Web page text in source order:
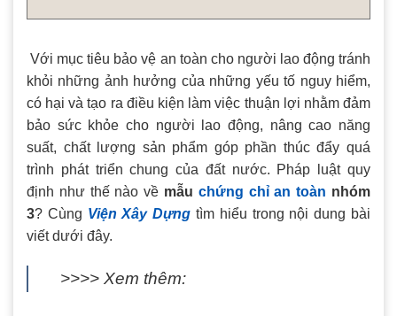
Với mục tiêu bảo vệ an toàn cho người lao động tránh
khỏi những ảnh hưởng của những yếu tố nguy hiểm,
có hại và tạo ra điều kiện làm việc thuận lợi nhằm đảm
bảo sức khỏe cho người lao động, nâng cao năng
suất, chất lượng sản phẩm góp phần thúc đẩy quá
trình phát triển chung của đất nước. Pháp luật quy
định như thế nào về mẫu chứng chỉ an toàn nhóm
3? Cùng Viện Xây Dựng tìm hiểu trong nội dung bài
viết dưới đây.
>>>> Xem thêm: